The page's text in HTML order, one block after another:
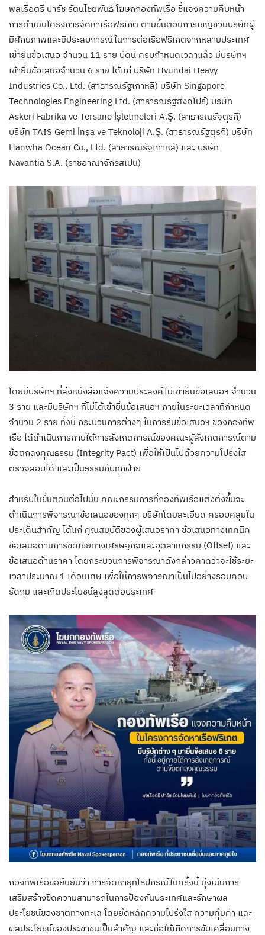
พลเรือตรี ปารัช รัตนไชยพันธ์ โฆษกกองทัพเรือ ชี้แจงความคืบหน้า
การดำเนินโครงการจัดหาเรือฟริเกต ตามขั้นตอนการเชิญชวนบริษัทผู้
มีศักยภาพและมีประสบการณ์ในการต่อเรือฟริเกตจากหลายประเทศ
เข้ายื่นข้อเสนอ จำนวน 11 ราย บัดนี้ ครบกำหนดเวลาแล้ว มีบริษัทฯ
เข้ายื่นข้อเสนอจำนวน 6 ราย ได้แก่ บริษัท Hyundai Heavy
Industries Co., Ltd. (สาธารณรัฐเกาหลี) บริษัท Singapore
Technologies Engineering Ltd. (สาธารณรัฐสิงคโปร์) บริษัท
Askeri Fabrika ve Tersane İşletmeleri A.Ş. (สาธารณรัฐตุรกี)
บริษัท TAIS Gemi İnşa ve Teknoloji A.Ş. (สาธารณรัฐตุรกี) บริษัท
Hanwha Ocean Co., Ltd. (สาธารณรัฐเกาหลี) และ บริษัท
Navantia S.A. (ราชอาณาจักรสเปน)
โดยมีบริษัทฯ ที่ส่งหนังสือแจ้งความประสงค์ไม่เข้ายื่นข้อเสนอฯ จำนวน
3 ราย และมีบริษัทฯ ที่ไม่ได้เข้ายื่นข้อเสนอฯ ภายในระยะเวลาที่กำหนด
จำนวน 2 ราย ทั้งนี้ กระบวนการต่างๆ ในการรับข้อเสนอฯ ของกองทัพ
เรือ ได้ดำเนินการภายใต้การสังเกตการณ์ของคณะผู้สังเกตการณ์ตาม
ข้อตกลงคุณธรรม (Integrity Pact) เพื่อให้เป็นไปด้วยความโปร่งใส
ตรวจสอบได้ และเป็นธรรมกับทุกฝ่าย
สำหรับในขั้นตอนต่อไปนั้น คณะกรรมการที่กองทัพเรือแต่งตั้งขึ้นจะ
ดำเนินการพิจารณาข้อเสนอของทุกๆ บริษัทโดยละเอียด ครอบคลุมใน
ประเด็นสำคัญ ได้แก่ คุณสมบัติของผู้เสนอราคา ข้อเสนอทางเทคนิค
ข้อเสนอด้านการชดเชยทางเศรษฐกิจและอุตสาหกรรม (Offset) และ
ข้อเสนอด้านราคา โดยกระบวนการพิจารณาดังกล่าวคาดว่าจะใช้ระยะ
เวลาประมาณ 1 เดือนเศษ เพื่อให้การพิจารณาเป็นไปอย่างรอบคอบ
รัดกุม และเกิดประโยชน์สูงสุดต่อประเทศ
กองทัพเรือขอยืนยันว่า การจัดหายุทโธปกรณ์ในครั้งนี้ มุ่งเน้นการ
เสริมสร้างขีดความสามารถในการป้องกันประเทศและรักษาผล
ประโยชน์ของชาติทางทะเล โดยยึดหลักความโปร่งใส ความคุ้มค่า และ
ผลประโยชน์ของประชาชนเป็นสำคัญ และก่อให้เกิดการขับเคลื่อนทาง